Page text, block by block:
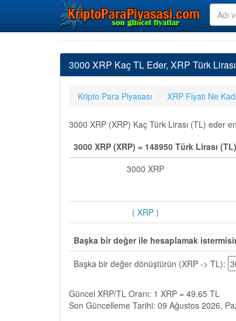
3000 XRP Kaç TL Eder, XRP Türk
Kripto Para Piyasası XRP Fiyatı Ne
3000 XRP (XRP) Kaç Türk Lirası (TL) eder
3000 XRP (XRP) = 148950 Türk Lirası (TL)
3000 XRP
( XRP )
Başka bir değer ile hesaplamak
Başka bir değer dönüştürün (XRP -> TL):
Güncel XRP/TL Oranı: 1 XRP = 49.65 TL
Son Güncelleme Tarihi: 09 Ağustos 2026,